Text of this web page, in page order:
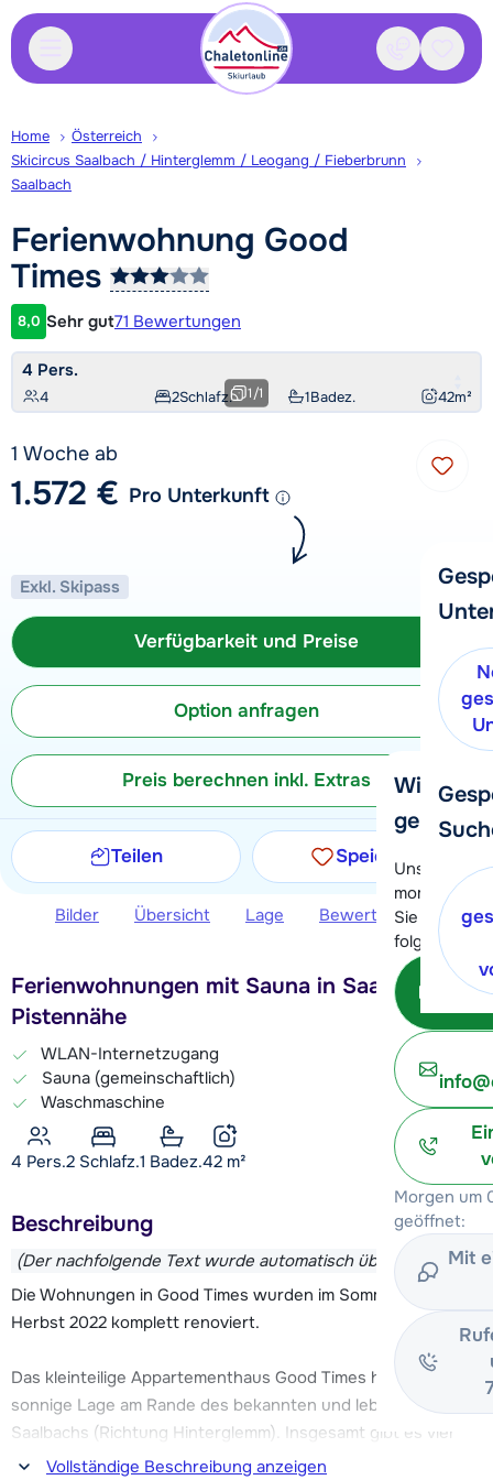
Kontakt
Wir
gerne
Unser
momentan
Sie können
folgenden
Morgen um
geöffnet:
Mit
Home
Österreich
Skicircus Saalbach / Hinterglemm / Leogang / Fieberbrunn
Saalbach
Ferienwohnung Good
Times
Kundenbewertung
8,0 Sehr gut71 Bewertungen
4 Pers.
4 2Schlafz. 1Badez. 42m²
1/1
1 Woche ab
1.572 € Pro Unterkunft
Exkl. Skipass
Verfügbarkeit und Preise
Option anfragen
Preis berechnen inkl. Extras
Teilen Speichern
Bilder Übersicht Lage Bewertungen
Ferienwohnungen mit Sauna in Saalbach, in
Pistennähe
WLAN-Internetzugang
Sauna (gemeinschaftlich)
Waschmaschine
4 Pers.2 Schlafz.1 Badez.42 m²
Beschreibung
(Der nachfolgende Text wurde automatisch übersetzt)
Die Wohnungen in Good Times wurden im Sommer und
Herbst 2022 komplett renoviert.
Das kleinteilige Appartementhaus Good Times hat eine
sonnige Lage am Rande des bekannten und lebendigen
Saalbachs (Richtung Hinterglemm). Insgesamt gibt es vier
Wohnungen, von denen drei vermietet sind und die vierte
Vollständige Beschreibung anzeigen